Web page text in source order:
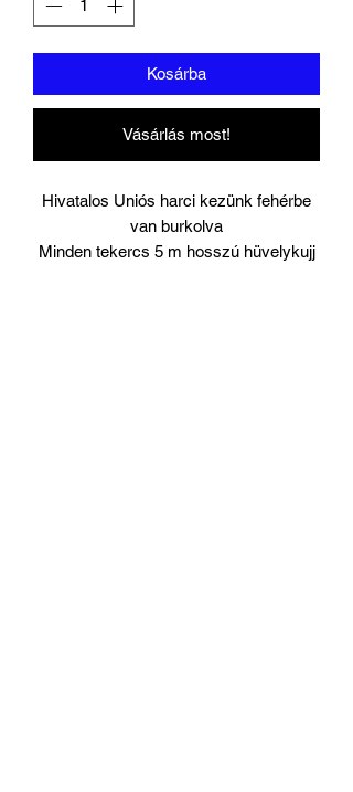
Kosárba
Vásárlás most!
Hivatalos Uniós harci kezünk fehérbe
van burkolva
Minden tekercs 5 m hosszú hüvelykujj